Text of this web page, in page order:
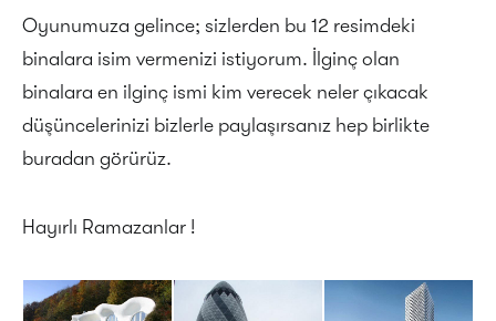
Oyunumuza gelince; sizlerden bu 12 resimdeki
binalara isim vermenizi istiyorum. İlginç olan
binalara en ilginç ismi kim verecek neler çıkacak
düşüncelerinizi bizlerle paylaşırsanız hep birlikte
buradan görürüz.
Hayırlı Ramazanlar !